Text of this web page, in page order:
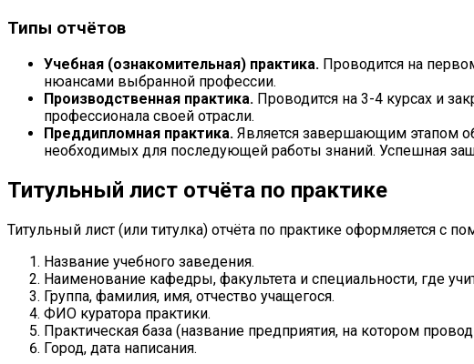
Типы отчётов
Учебная (ознакомительная) практика. Проводится на
нюансами выбранной профессии.
Производственная практика. Проводится на 3-4 курсах и
профессионала своей отрасли.
Преддипломная практика. Является завершающим этапом
необходимых для последующей работы знаний. Успешная
Титульный лист отчёта по практике
Титульный лист (или титулка) отчёта по практике оформляется с
Название учебного заведения.
Наименование кафедры, факультета и специальности, где
Группа, фамилия, имя, отчество учащегося.
ФИО куратора практики.
Практическая база (название предприятия, на котором
Город, дата написания.